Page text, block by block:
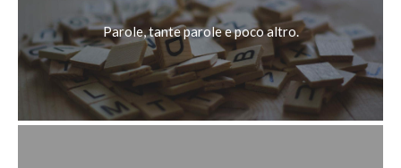
Parole, tante parole e poco altro.